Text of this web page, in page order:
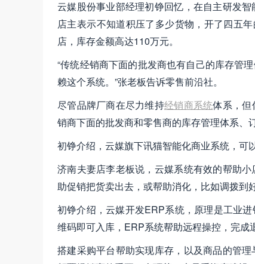
云媒股份事业部经理初铮回忆，在自主研发
店主表示不知道积压了多少货物，开了四五
店，库存金额高达110万元。
“传统经销商下面的批发商也有自己的库存管
赖这个系统。”张老板告诉零售前沿社。
尽管品牌厂商在尽力维持经销商系统体系，但
销商下面的批发商和零售商的库存管理体系、
初铮介绍，云媒旗下讯猫智能化商业系统，可
济南夫妻店李老板说，云媒系统有效的帮助
助促销把货卖出去，或帮助消化，比如调拨到
初铮介绍，云媒开发ERP系统，原理是工业
维码即可入库，ERP系统帮助远程操控，完成
搭建采购平台帮助实现库存，以及商品的管